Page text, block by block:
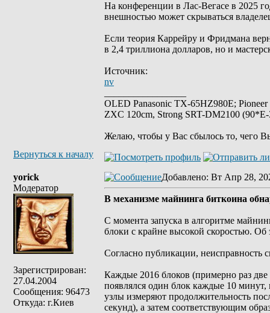
На конференции в Лас-Вегасе в 2025
внешностью может скрываться
Если теория Каррейру и Фридмана
в 2,4 триллиона долларов, но и
Источник:
nv
OLED Panasonic TX-65HZ980E;
ZXC 120cm, Strong SRT-DM2100
Желаю, чтобы у Вас сбылось то, чего
Вернуться к началу
yorick
Модератор
Зарегистрирован:
27.04.2004
Сообщения: 96473
Откуда: г.Киев
Добавлено: Вт Апр 28,
В механизме майнинга биткоина
С момента запуска в алгоритме
блоки с крайне высокой скоростью. Об
Согласно публикации, неисправность
Каждые 2016 блоков (примерно раз
появлялся один блок каждые 10
узлы измеряют продолжительность
секунд), а затем соответствующим